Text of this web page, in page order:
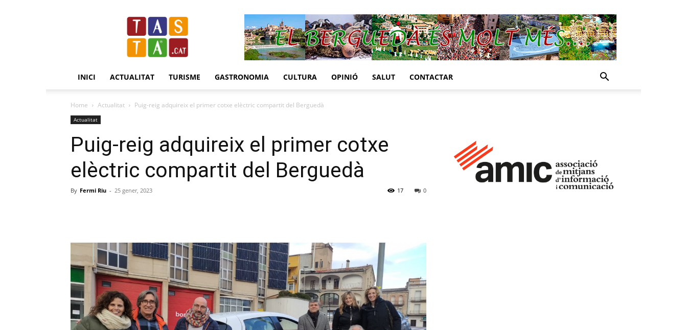
Revista
Tasta.cat
INICI ACTUALITAT TURISME GASTRONOMIA CULTURA OPINIÓ SALUT CONTACTAR
Home Actualitat Puig-reig adquireix el primer cotxe elèctric compartit del Berguedà
Actualitat
Puig-reig adquireix el primer cotxe
elèctric compartit del Berguedà
By Fermi Riu - 25 gener, 2023 0
17